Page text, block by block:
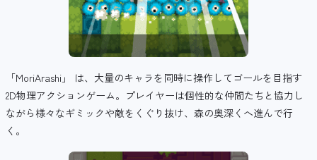
「MoriArashi」 は、大量のキャラを同時に操作してゴールを目指す
2D物理アクションゲーム。プレイヤーは個性的な仲間たちと協力し
ながら様々なギミックや敵をくぐり抜け、森の奥深くへ進んで行
く。